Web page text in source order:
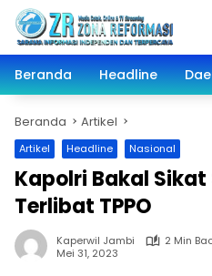
Langsung
konten
Beranda
Headline
Beranda Artikel
Artikel Headline Nasional
Kapolri Bakal
Terlibat TPPO
Kaperwil Jambi
2 Min
Mei 31, 2023